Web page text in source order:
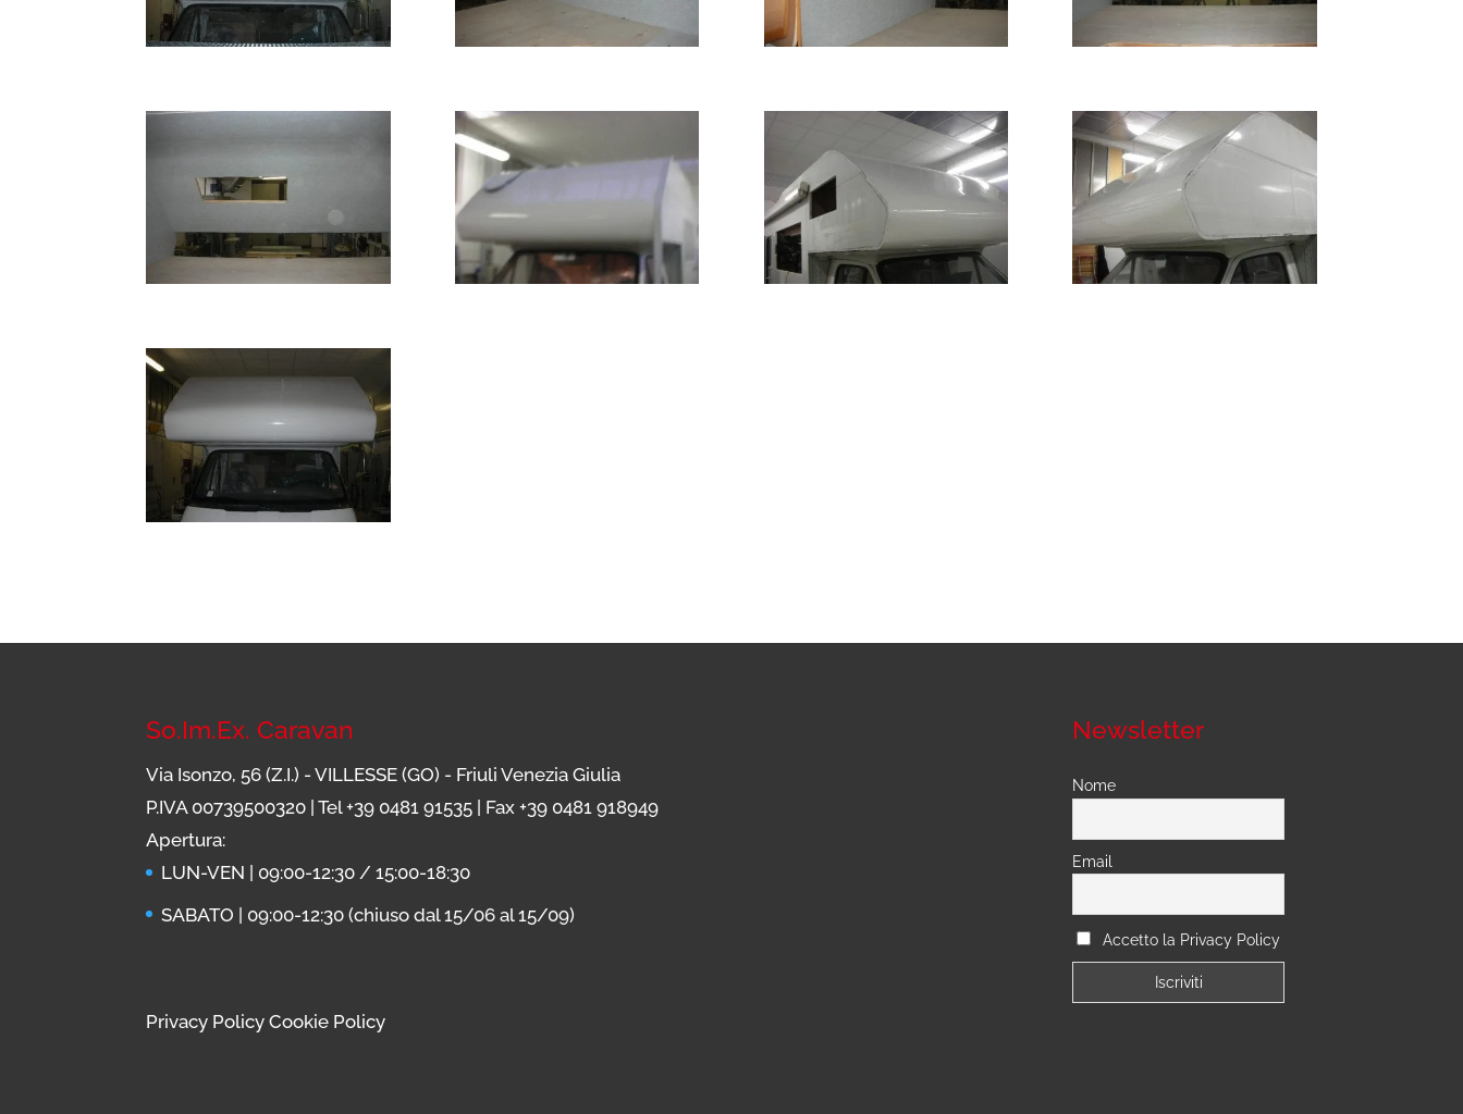
So.Im.Ex. Caravan
Via Isonzo, 56 (Z.I.) - VILLESSE (GO) - Friuli Venezia Giulia
P.IVA 00739500320 | Tel+39 0481 91535 | Fax +39 0481 918949
Apertura:
LUN-VEN | 09:00-12:30 / 15:00-18:30
SABATO | 09:00-12:30 (chiuso dal 15/06 al 15/09)
Privacy Policy Cookie Policy
Newsletter
Nome
Email
Accetto la Privacy Policy